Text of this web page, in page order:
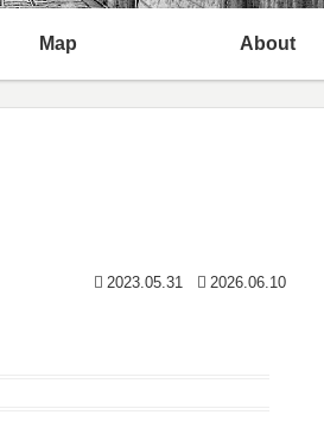
Map About
2023.05.31 2026.06.10